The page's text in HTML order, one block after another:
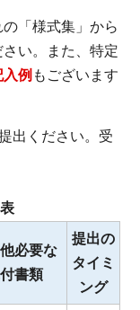
「様式集」から
い。また、特定
例 もございます
出ください。受
必要な
書類
提出の
タイミ
ング